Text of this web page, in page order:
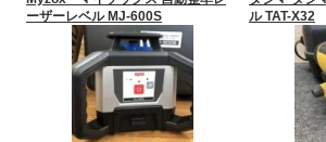
ーザーレベル MJ-600S
ル TAT-X32